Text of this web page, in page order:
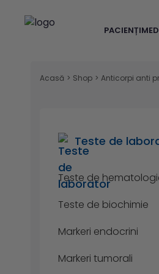
PACIENȚI
Acasă > Shop > Anticorpi anti
Teste de
Teste de
Teste de biochimie
Markeri endocrini
Markeri tumorali